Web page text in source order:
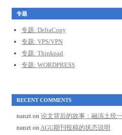
专题
专题: DeltaCopy
专题: VPS/VPN
专题: Thinkpad
专题: WORDPRESS
RECENT COMMENTS
nanzt on 论文背后的故事：融冻土统
nanzt on AGU期刊投稿的状态说明